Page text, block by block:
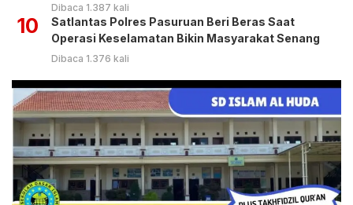
Dibaca 1.387 kali
10
Satlantas Polres Pasuruan Beri Beras Saat
Operasi Keselamatan Bikin Masyarakat Senang
Dibaca 1.376 kali